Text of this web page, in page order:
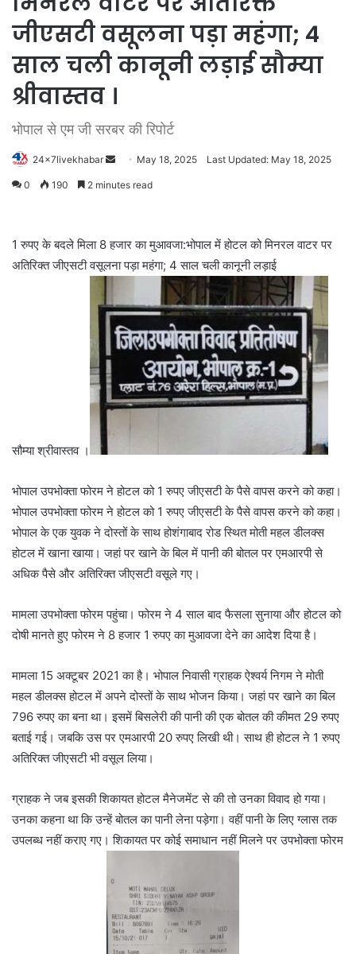
जीएसटी वसूलना पड़ा महंगा; 4
साल चली कानूनी लड़ाई सौम्या
श्रीवास्तव ।
भोपाल से एम जी सरबर की रिपोर्ट
24x7livekhabar
Send May 18, 2025 Last Updated: May 18, 2025
0 190 2 minutes read
1 रुपए के बदले मिला 8 हजार का मुआवजा:भोपाल में होटल को मिनरल वाटर पर
अतिरिक्त जीएसटी वसूलना पड़ा महंगा; 4 साल चली कानूनी लड़ाई
सौम्या श्रीवास्तव ।
भोपाल उपभोक्ता फोरम ने होटल को 1 रुपए जीएसटी के पैसे वापस करने को कहा।
भोपाल उपभोक्ता फोरम ने होटल को 1 रुपए जीएसटी के पैसे वापस करने को कहा।
भोपाल के एक युवक ने दोस्तों के साथ होशंगाबाद रोड स्थित मोती महल डीलक्स
होटल में खाना खाया। जहां पर खाने के बिल में पानी की बोतल पर एमआरपी से
अधिक पैसे और अतिरिक्त जीएसटी वसूले गए।
मामला उपभोक्ता फोरम पहुंचा। फोरम ने 4 साल बाद फैसला सुनाया और होटल को
दोषी मानते हुए फोरम ने 8 हजार 1 रुपए का मुआवजा देने का आदेश दिया है।
मामला 15 अक्टूबर 2021 का है। भोपाल निवासी ग्राहक ऐश्वर्य निगम ने मोती
महल डीलक्स होटल में अपने दोस्तों के साथ भोजन किया। जहां पर खाने का बिल
796 रुपए का बना था। इसमें बिसलेरी की पानी की एक बोतल की कीमत 29 रुपए
बताई गई। जबकि उस पर एमआरपी 20 रुपए लिखी थी। साथ ही होटल ने 1 रुपए
अतिरिक्त जीएसटी भी वसूल लिया।
ग्राहक ने जब इसकी शिकायत होटल मैनेजमेंट से की तो उनका विवाद हो गया।
उनका कहना था कि उन्हें बोतल का पानी लेना पड़ेगा। वहीं पानी के लिए ग्लास तक
उपलब्ध नहीं कराए गए। शिकायत पर कोई समाधान नहीं मिलने पर उपभोक्ता फोरम